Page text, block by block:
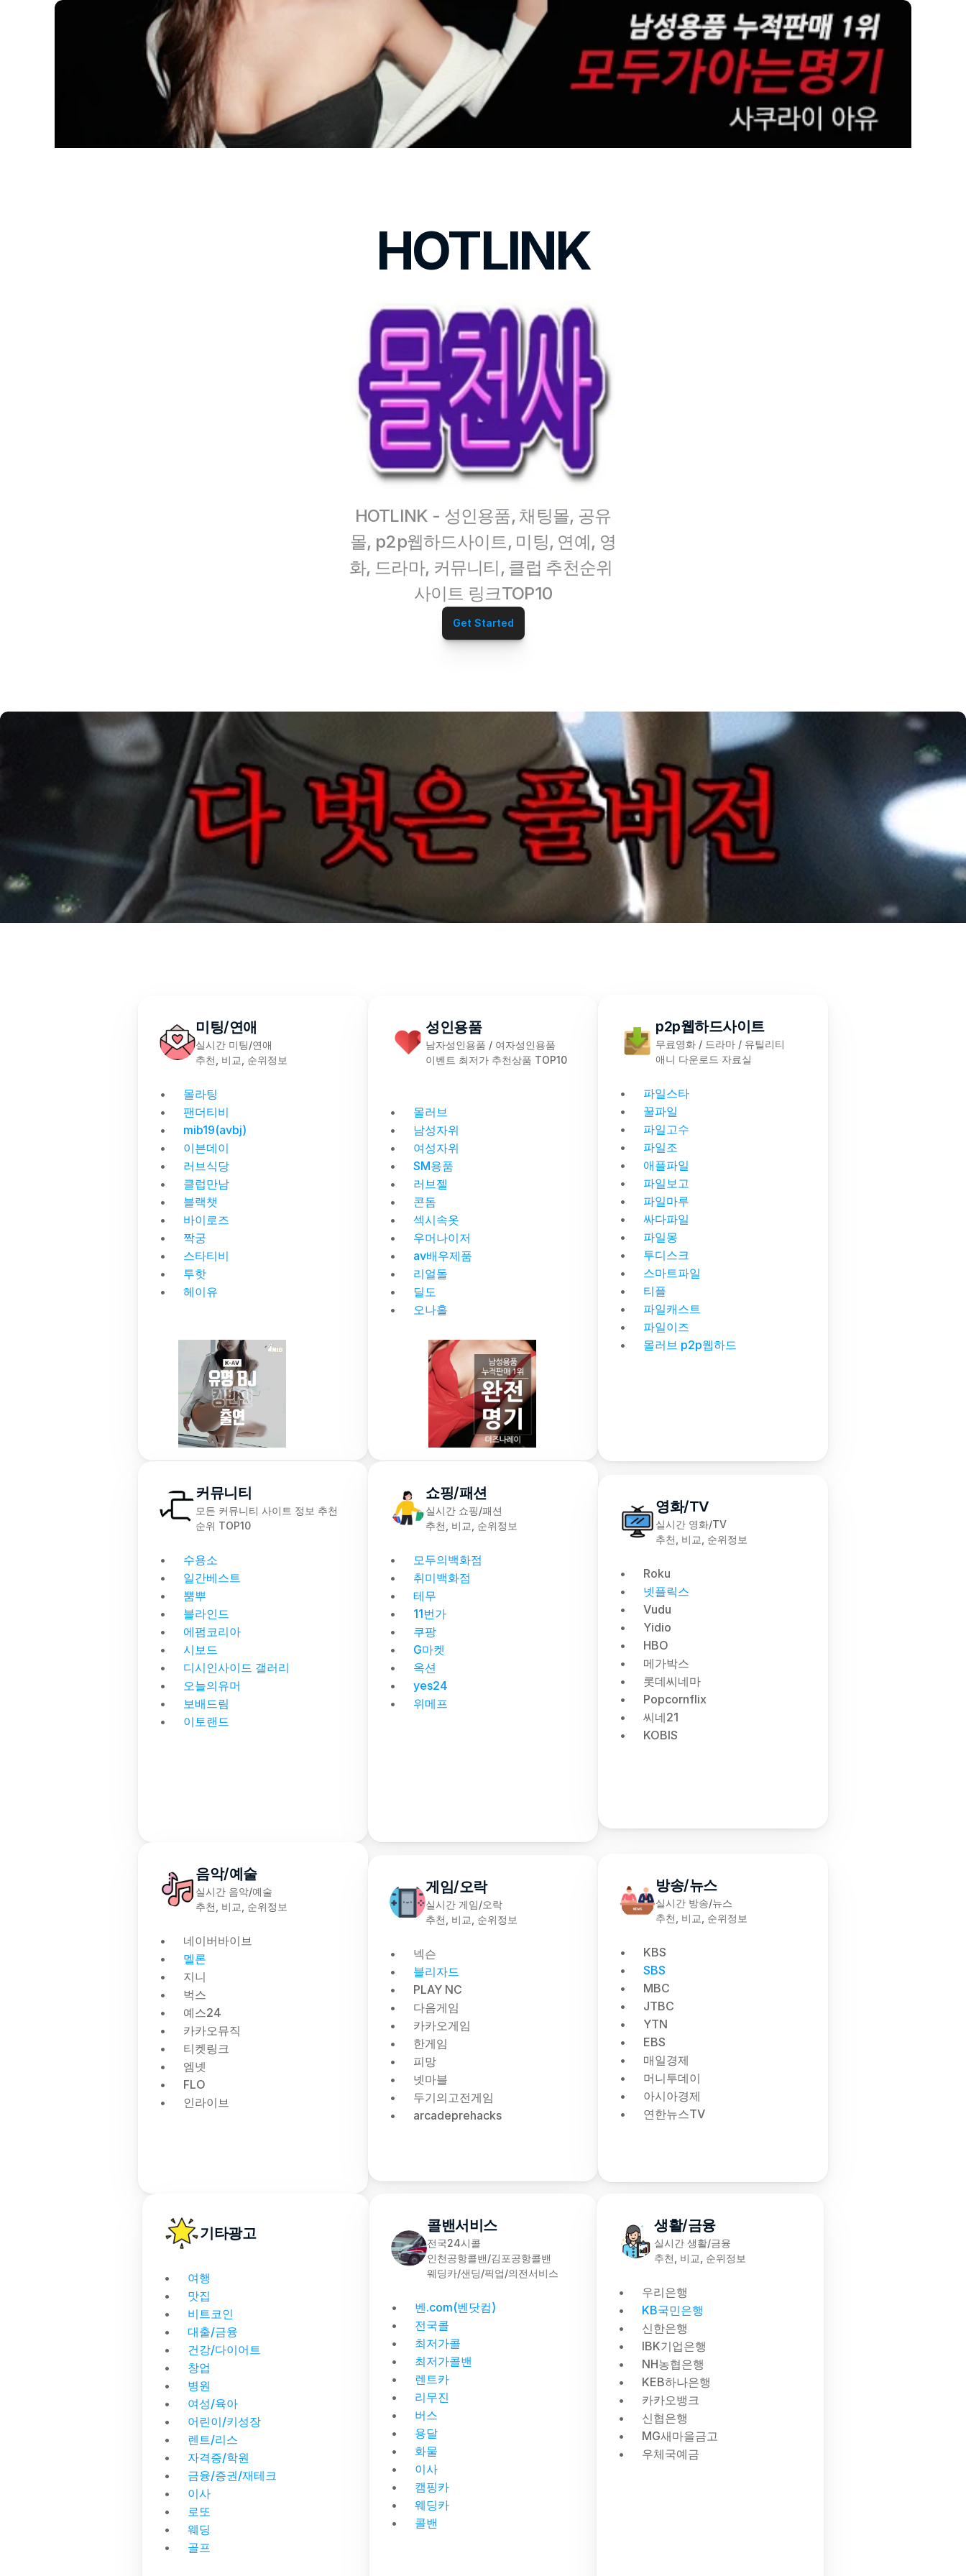
HOTLINK
HOTLINK - 성인용품, 채팅몰, 공유
몰, p2p웹하드사이트, 미팅, 연예, 영
화, 드라마, 커뮤니티, 클럽 추천순위
사이트 링크TOP10
Get Started
미팅/연애
실시간 미팅/연애
추천, 비교, 순위정보
몰라팅
팬더티비
mib19(avbj)
이븐데이
러브식당
클럽만남
블랙챗
바이로즈
짝궁
스타티비
투핫
헤이유
성인용품
남자성인용품 / 여자성인용품
이벤트 최저가 추천상품 TOP10
몰러브
남성자위
여성자위
SM용품
러브젤
콘돔
섹시속옷
우머나이저
av배우제품
리얼돌
딜도
오나홀
p2p웹하드사이트
무료영화 / 드라마 / 유틸리티
애니 다운로드 자료실
파일스타
꿀파일
파일고수
파일조
애플파일
파일보고
파일마루
싸다파일
파일몽
투디스크
스마트파일
티플
파일캐스트
파일이즈
몰러브 p2p웹하드
커뮤니티
모든 커뮤니티 사이트 정보 추천
순위 TOP10
수용소
일간베스트
뿜뿌
블라인드
에펌코리아
시보드
디시인사이드 갤러리
오늘의유머
보배드림
이토랜드
쇼핑/패션
실시간 쇼핑/패션
추천, 비교, 순위정보
모두의백화점
취미백화점
테무
11번가
쿠팡
G마켓
옥션
yes24
위메프
영화/TV
실시간 영화/TV
추천, 비교, 순위정보
Roku
넷플릭스
Vudu
Yidio
HBO
메가박스
롯데씨네마
Popcornflix
씨네21
KOBIS
음악/예술
실시간 음악/예술
추천, 비교, 순위정보
네이버바이브
멜론
지니
벅스
예스24
카카오뮤직
티켓링크
엠넷
FLO
인라이브
게임/오락
실시간 게임/오락
추천, 비교, 순위정보
넥슨
블리자드
PLAY NC
다음게임
카카오게임
한게임
피망
넷마블
두기의고전게임
arcadeprehacks
방송/뉴스
실시간 방송/뉴스
추천, 비교, 순위정보
KBS
SBS
MBC
JTBC
YTN
EBS
매일경제
머니투데이
아시아경제
연한뉴스TV
기타광고
여행
맛집
비트코인
대출/금융
건강/다이어트
창업
병원
여성/육아
어린이/키성장
렌트/리스
자격증/학원
금융/증권/재테크
이사
로또
웨딩
골프
콜밴서비스
전국24시콜
인천공항콜밴/김포공항콜밴
웨딩카/샌딩/픽업/의전서비스
벤.com(벤닷컴)
전국콜
최저가콜
최저가콜밴
렌트카
리무진
버스
용달
화물
이사
캠핑카
웨딩카
콜밴
생활/금융
실시간 생활/금융
추천, 비교, 순위정보
우리은행
KB국민은행
신한은행
IBK기업은행
NH농협은행
KEB하나은행
카카오뱅크
신협은행
MG새마을금고
우체국예금